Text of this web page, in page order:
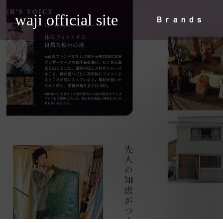
waji official site Ｂｒａｎｄｓ
の巾着リ
夫を殺し
【出展情報】FRAT #8 BUNGU ZAKK
A EXHIBITION 2026
News
【出
た「